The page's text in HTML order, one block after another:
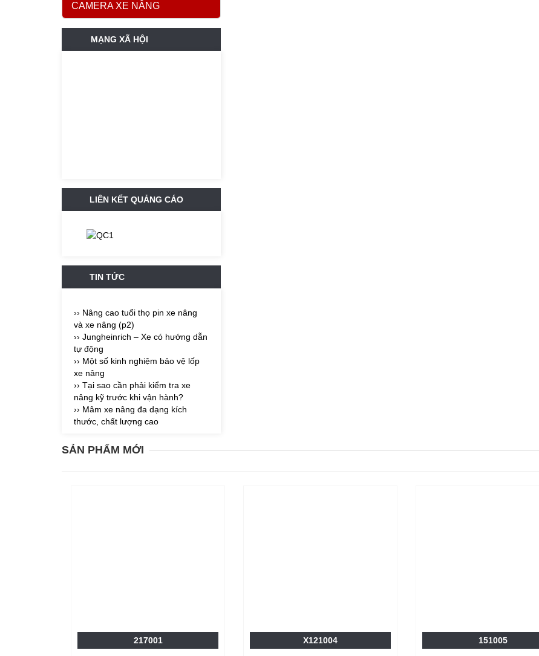
CAMERA XE NÂNG
MẠNG XÃ HỘI
LIÊN KẾT QUẢNG CÁO
TIN TỨC
›› Nâng cao tuổi thọ pin xe nâng
và xe nâng (p2)
›› Jungheinrich – Xe có hướng dẫn
tự động
›› Một số kinh nghiệm bảo vệ lốp
xe nâng
›› Tại sao cần phải kiểm tra xe
nâng kỹ trước khi vận hành?
›› Mâm xe nâng đa dạng kích
thước, chất lượng cao
SẢN PHẨM MỚI
217001 X121004 151005